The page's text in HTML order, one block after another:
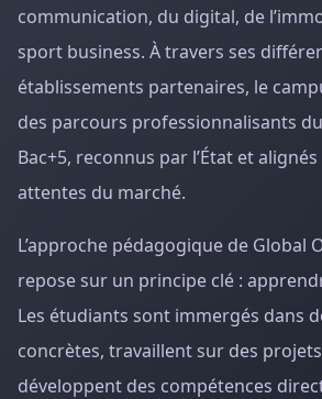
communication, du digital, de
sport business. À travers ses
établissements partenaires, le
des parcours professionnalisants
Bac+5, reconnus par l’État et alignés
attentes du marché.
L’approche pédagogique de Global
repose sur un principe clé :
Les étudiants sont immergés dans
concrètes, travaillent sur des
développent des compétences